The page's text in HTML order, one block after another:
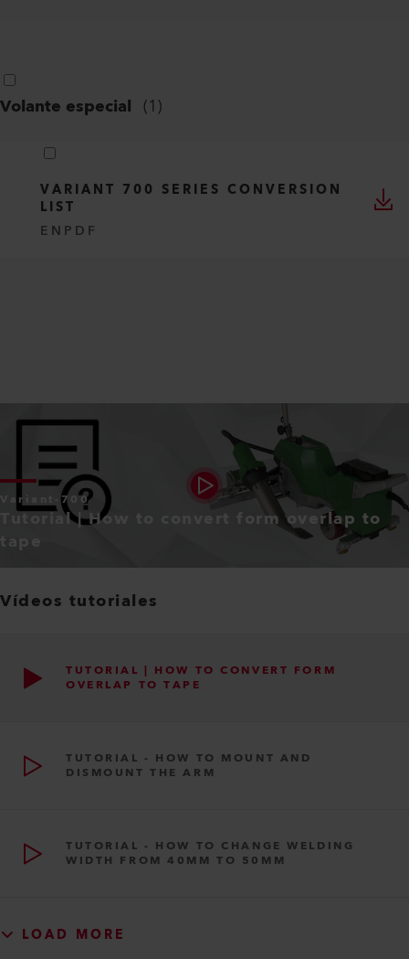
Volante especial (1)
VARIANT 700 SERIES CONVERSION
LIST
EN PDF
Variant-700
Tutorial | How to convert form overlap to
tape
Vídeos tutoriales
TUTORIAL | HOW TO CONVERT FORM
OVERLAP TO TAPE
TUTORIAL - HOW TO MOUNT AND
DISMOUNT THE ARM
TUTORIAL - HOW TO CHANGE WELDING
WIDTH FROM 40MM TO 50MM
LOAD MORE